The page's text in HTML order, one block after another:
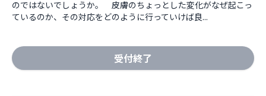
のではないでしょうか。　皮膚のちょっとした変化がなぜ起こっ
ているのか、その対応をどのように行っていけば良...
受付終了